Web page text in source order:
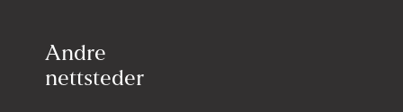
Andre
nettsteder